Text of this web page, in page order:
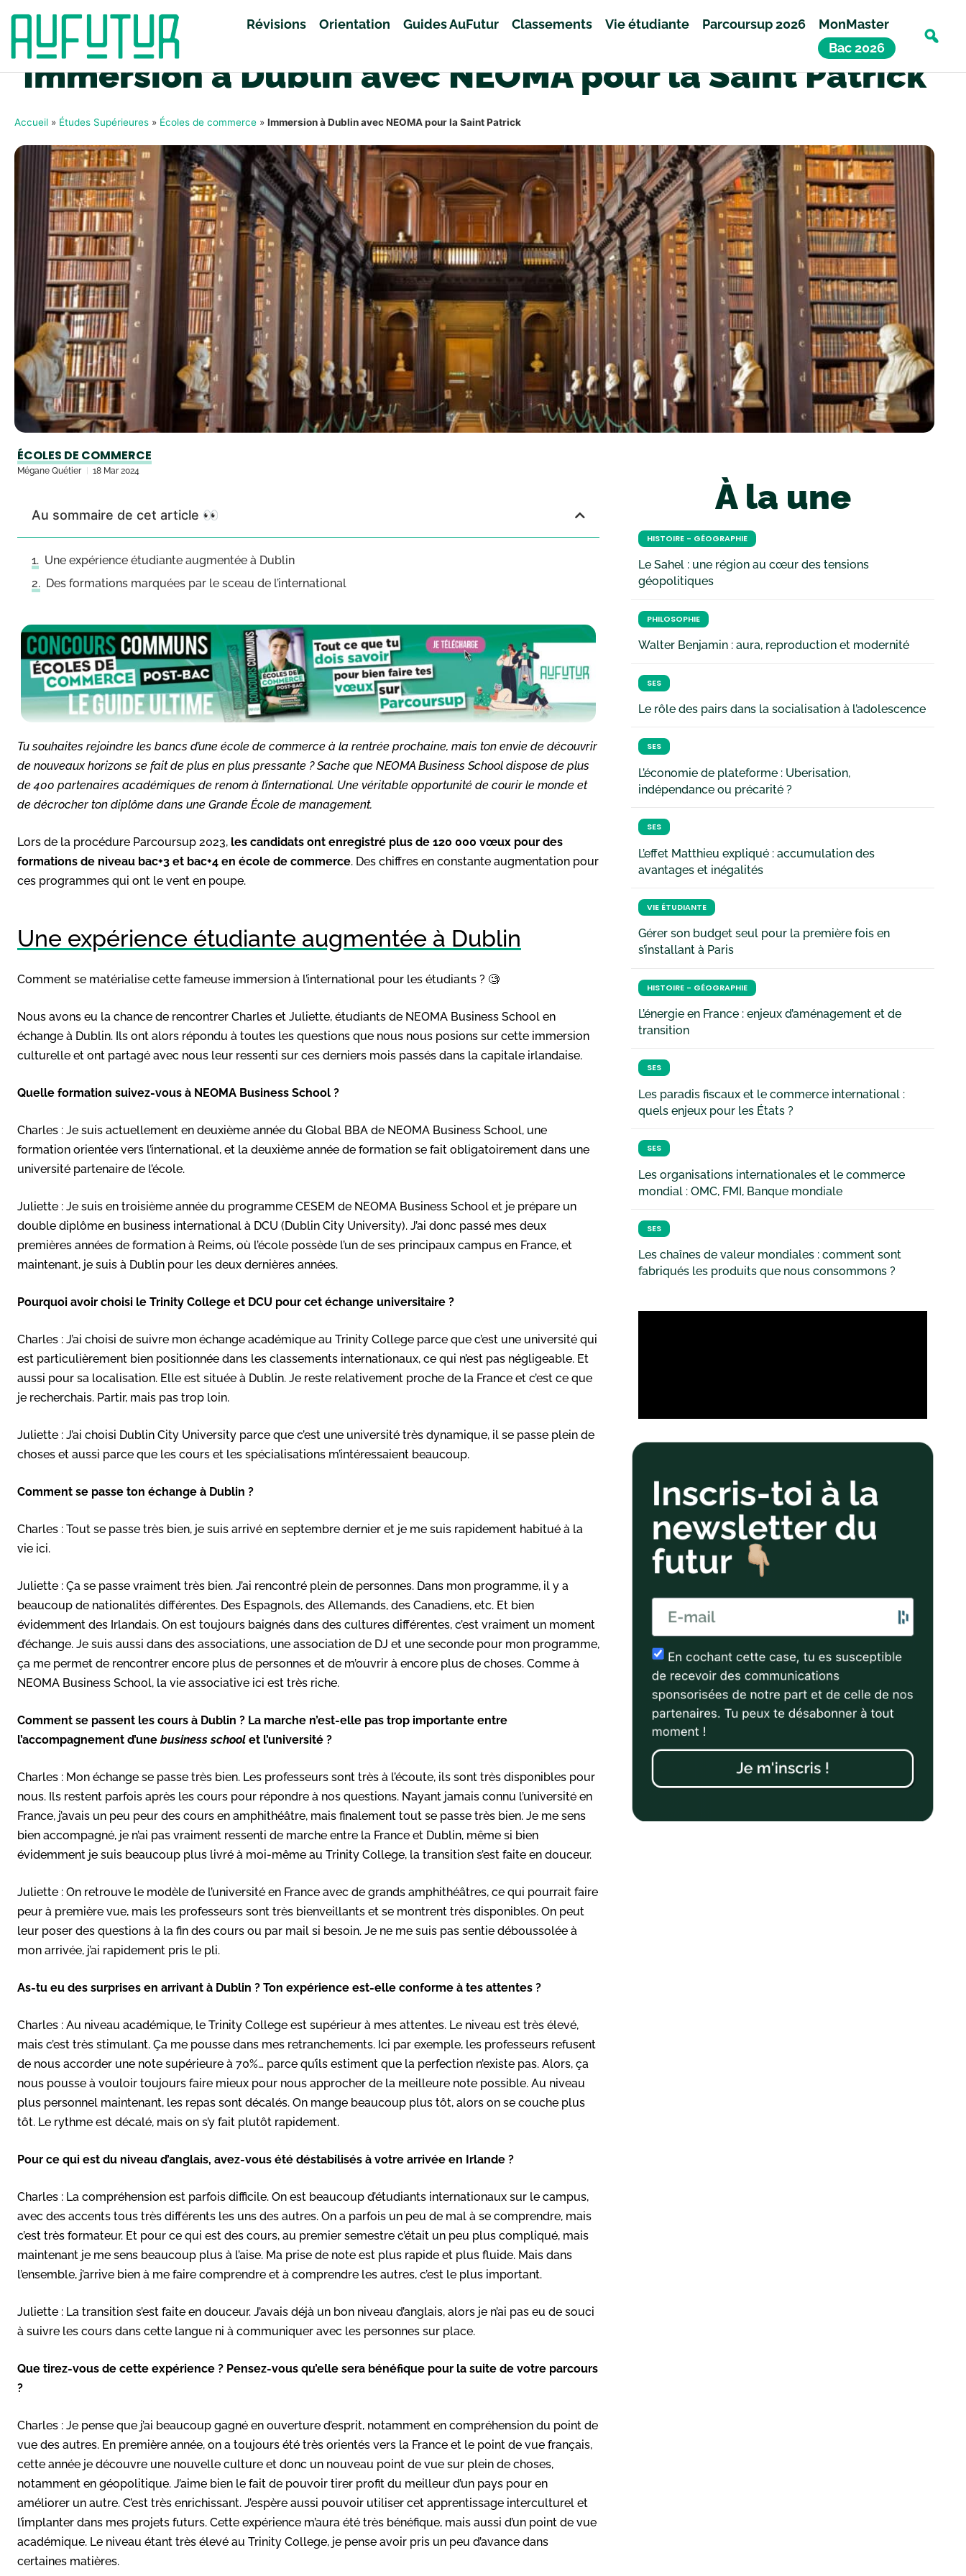
Révisions Orientation Guides AuFutur Classements Vie étudiante Parcoursup 2026
MonMaster
Bac 2026
Immersion à Dublin avec NEOMA pour la Saint Patrick
Accueil » Études Supérieures » Écoles de commerce » Immersion à Dublin avec NEOMA pour la Saint Patrick
ÉCOLES DE COMMERCE
Mégane Quétier 18 Mar 2024
Au sommaire de cet article 👀
Une expérience étudiante augmentée à Dublin
Des formations marquées par le sceau de l’international
Tu souhaites rejoindre les bancs d’une école de commerce à la rentrée prochaine, mais ton envie de découvrir
de nouveaux horizons se fait de plus en plus pressante ? Sache que NEOMA Business School dispose de plus
de 400 partenaires académiques de renom à l’international. Une véritable opportunité de courir le monde et
de décrocher ton diplôme dans une Grande École de management.
Lors de la procédure Parcoursup 2023, les candidats ont enregistré plus de 120 000 vœux pour des
formations de niveau bac+3 et bac+4 en école de commerce. Des chiffres en constante augmentation pour
ces programmes qui ont le vent en poupe.
Une expérience étudiante augmentée à Dublin
Comment se matérialise cette fameuse immersion à l’international pour les étudiants ? 🧐
Nous avons eu la chance de rencontrer Charles et Juliette, étudiants de NEOMA Business School en
échange à Dublin. Ils ont alors répondu à toutes les questions que nous nous posions sur cette immersion
culturelle et ont partagé avec nous leur ressenti sur ces derniers mois passés dans la capitale irlandaise.
Quelle formation suivez-vous à NEOMA Business School ?
Charles : Je suis actuellement en deuxième année du Global BBA de NEOMA Business School, une
formation orientée vers l’international, et la deuxième année de formation se fait obligatoirement dans une
université partenaire de l’école.
Juliette : Je suis en troisième année du programme CESEM de NEOMA Business School et je prépare un
double diplôme en business international à DCU (Dublin City University). J’ai donc passé mes deux
premières années de formation à Reims, où l’école possède l’un de ses principaux campus en France, et
maintenant, je suis à Dublin pour les deux dernières années.
Pourquoi avoir choisi le Trinity College et DCU pour cet échange universitaire ?
Charles : J’ai choisi de suivre mon échange académique au Trinity College parce que c’est une université qui
est particulièrement bien positionnée dans les classements internationaux, ce qui n’est pas négligeable. Et
aussi pour sa localisation. Elle est située à Dublin. Je reste relativement proche de la France et c’est ce que
je recherchais. Partir, mais pas trop loin.
Juliette : J’ai choisi Dublin City University parce que c’est une université très dynamique, il se passe plein de
choses et aussi parce que les cours et les spécialisations m’intéressaient beaucoup.
Comment se passe ton échange à Dublin ?
Charles : Tout se passe très bien, je suis arrivé en septembre dernier et je me suis rapidement habitué à la
vie ici.
Juliette : Ça se passe vraiment très bien. J’ai rencontré plein de personnes. Dans mon programme, il y a
beaucoup de nationalités différentes. Des Espagnols, des Allemands, des Canadiens, etc. Et bien
évidemment des Irlandais. On est toujours baignés dans des cultures différentes, c’est vraiment un moment
d’échange. Je suis aussi dans des associations, une association de DJ et une seconde pour mon programme,
ça me permet de rencontrer encore plus de personnes et de m’ouvrir à encore plus de choses. Comme à
NEOMA Business School, la vie associative ici est très riche.
Comment se passent les cours à Dublin ? La marche n’est-elle pas trop importante entre
l’accompagnement d’une business school et l’université ?
Charles : Mon échange se passe très bien. Les professeurs sont très à l’écoute, ils sont très disponibles pour
nous. Ils restent parfois après les cours pour répondre à nos questions. N’ayant jamais connu l’université en
France, j’avais un peu peur des cours en amphithéâtre, mais finalement tout se passe très bien. Je me sens
bien accompagné, je n’ai pas vraiment ressenti de marche entre la France et Dublin, même si bien
évidemment je suis beaucoup plus livré à moi-même au Trinity College, la transition s’est faite en douceur.
Juliette : On retrouve le modèle de l’université en France avec de grands amphithéâtres, ce qui pourrait faire
peur à première vue, mais les professeurs sont très bienveillants et se montrent très disponibles. On peut
leur poser des questions à la fin des cours ou par mail si besoin. Je ne me suis pas sentie déboussolée à
mon arrivée, j’ai rapidement pris le pli.
As-tu eu des surprises en arrivant à Dublin ? Ton expérience est-elle conforme à tes attentes ?
Charles : Au niveau académique, le Trinity College est supérieur à mes attentes. Le niveau est très élevé,
mais c’est très stimulant. Ça me pousse dans mes retranchements. Ici par exemple, les professeurs refusent
de nous accorder une note supérieure à 70%… parce qu’ils estiment que la perfection n’existe pas. Alors, ça
nous pousse à vouloir toujours faire mieux pour nous approcher de la meilleure note possible. Au niveau
plus personnel maintenant, les repas sont décalés. On mange beaucoup plus tôt, alors on se couche plus
tôt. Le rythme est décalé, mais on s’y fait plutôt rapidement.
Pour ce qui est du niveau d’anglais, avez-vous été déstabilisés à votre arrivée en Irlande ?
Charles : La compréhension est parfois difficile. On est beaucoup d’étudiants internationaux sur le campus,
avec des accents tous très différents les uns des autres. On a parfois un peu de mal à se comprendre, mais
c’est très formateur. Et pour ce qui est des cours, au premier semestre c’était un peu plus compliqué, mais
maintenant je me sens beaucoup plus à l’aise. Ma prise de note est plus rapide et plus fluide. Mais dans
l’ensemble, j’arrive bien à me faire comprendre et à comprendre les autres, c’est le plus important.
Juliette : La transition s’est faite en douceur. J’avais déjà un bon niveau d’anglais, alors je n’ai pas eu de souci
à suivre les cours dans cette langue ni à communiquer avec les personnes sur place.
Que tirez-vous de cette expérience ? Pensez-vous qu’elle sera bénéfique pour la suite de votre parcours
?
Charles : Je pense que j’ai beaucoup gagné en ouverture d’esprit, notamment en compréhension du point de
vue des autres. En première année, on a toujours été très orientés vers la France et le point de vue français,
cette année je découvre une nouvelle culture et donc un nouveau point de vue sur plein de choses,
notamment en géopolitique. J’aime bien le fait de pouvoir tirer profit du meilleur d’un pays pour en
améliorer un autre. C’est très enrichissant. J’espère aussi pouvoir utiliser cet apprentissage interculturel et
l’implanter dans mes projets futurs. Cette expérience m’aura été très bénéfique, mais aussi d’un point de vue
académique. Le niveau étant très élevé au Trinity College, je pense avoir pris un peu d’avance dans
certaines matières.
À la une
HISTOIRE - GÉOGRAPHIE
Le Sahel : une région au cœur des tensions
géopolitiques
PHILOSOPHIE
Walter Benjamin : aura, reproduction et modernité
SES
Le rôle des pairs dans la socialisation à l’adolescence
SES
L’économie de plateforme : Uberisation,
indépendance ou précarité ?
SES
L’effet Matthieu expliqué : accumulation des
avantages et inégalités
VIE ÉTUDIANTE
Gérer son budget seul pour la première fois en
s’installant à Paris
HISTOIRE - GÉOGRAPHIE
L’énergie en France : enjeux d’aménagement et de
transition
SES
Les paradis fiscaux et le commerce international :
quels enjeux pour les États ?
SES
Les organisations internationales et le commerce
mondial : OMC, FMI, Banque mondiale
SES
Les chaînes de valeur mondiales : comment sont
fabriqués les produits que nous consommons ?